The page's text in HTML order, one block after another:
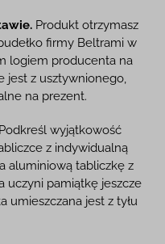
Produkt otrzymasz
firmy Beltrami w
logiem producenta na
jest z usztywnionego,
na prezent.
wyjątkowość
z indywidualną
aluminiową tabliczkę z
uczyni pamiątkę jeszcze
umieszczana jest z tyłu